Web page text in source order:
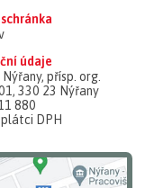
údaje
Nýřany, přísp. org.
330 23 Nýřany
880
DPH